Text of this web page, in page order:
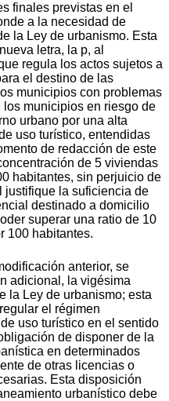
finales previstas en el
a la necesidad de
la Ley de urbanismo. Esta
letra, la p, al
regula los actos sujetos a
el destino de las
municipios con problemas
municipios en riesgo de
urbano por una alta
uso turístico, entendidas
de redacción de este
de 5 viviendas
habitantes, sin perjuicio de
justifique la suficiencia de
destinado a domicilio
superar una ratio de 10
100 habitantes.
anterior, se
adicional, la vigésima
la Ley de urbanismo; esta
el régimen
uso turístico en el sentido
de disponer de la
en determinados
de otras licencias o
Esta disposición
urbanístico debe